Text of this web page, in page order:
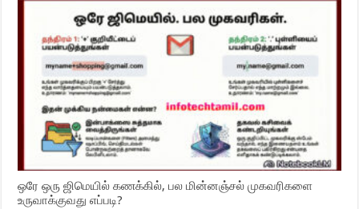
ஒரே ஒரு ஜிமெயில் கணக்கில், பல மின்னஞ்சல் முகவரிகளை
உருவாக்குவது எப்படி?